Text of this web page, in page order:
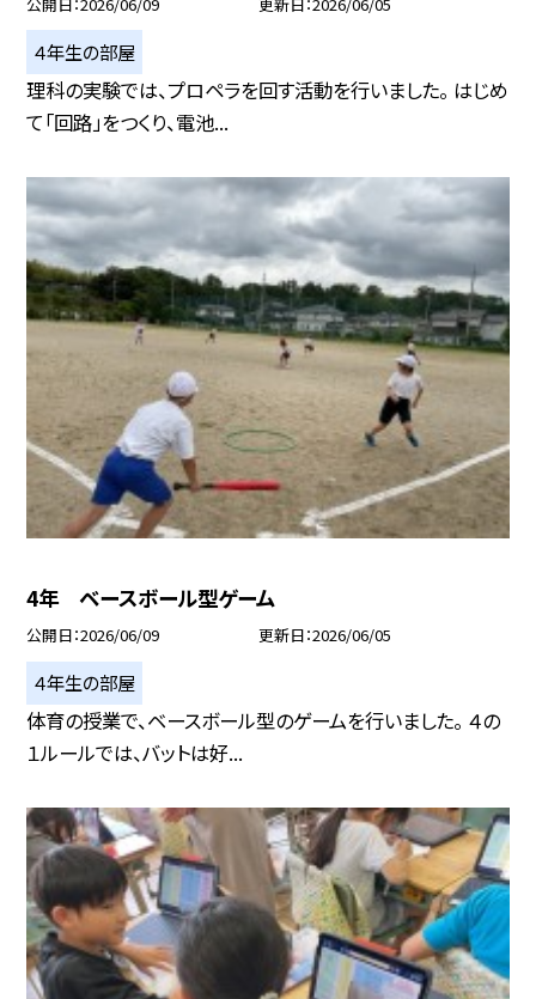
４年生の部屋
理科の実験では、プロペラを回す活動を行いました。 はじめ
て「回路」をつくり、電池...
4年 ベースボール型ゲーム
公開日 2026/06/09 更新日 2026/06/05
４年生の部屋
体育の授業で、ベースボール型のゲームを行いました。 ４の
１ルールでは、バットは好...